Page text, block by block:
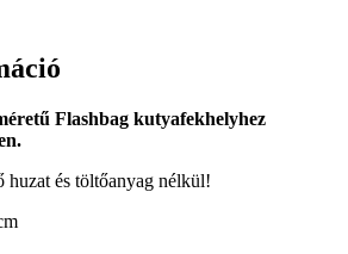
Flashbag kutyafekhelyhez
huzat és töltőanyag nélkül!